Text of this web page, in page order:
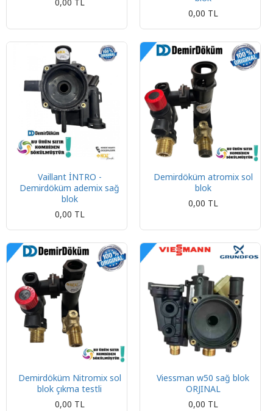
0,00 TL
Vaillant İNTRO -
Demirdöküm ademix sağ
blok
0,00 TL
Demirdöküm atromix sol
blok
0,00 TL
Demirdöküm Nitromix sol
blok çıkma testli
0,00 TL
Viessman w50 sağ blok
ORJINAL
0,00 TL